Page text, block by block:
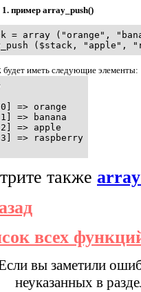
пример array_push()
= array ("orange",
($stack, "apple",
будет иметь следующие элементы:
=> orange
=> banana
=> apple
=> raspberry
также
всех
вы заметили
неуказанных в